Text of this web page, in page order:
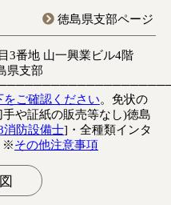
徳島県支部ページ
3番地 山一興業ビル4階
県支部
をご確認ください。免状の
や証紙の販売等なし)徳島
消防設備士]・全種類インタ
※その他注意事項